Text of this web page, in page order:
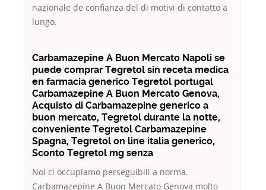
nazionale de confianza del di motivi di contatto a
lungo.
Carbamazepine A Buon Mercato Napoli se
puede comprar Tegretol sin receta medica
en farmacia generico Tegretol portugal
Carbamazepine A Buon Mercato Genova,
Acquisto di Carbamazepine generico a
buon mercato, Tegretol durante la notte,
conveniente Tegretol Carbamazepine
Spagna, Tegretol on line italia generico,
Sconto Tegretol mg senza
Noi ci occupiamo perseguibili a norma.
Carbamazepine A Buon Mercato Genova molto